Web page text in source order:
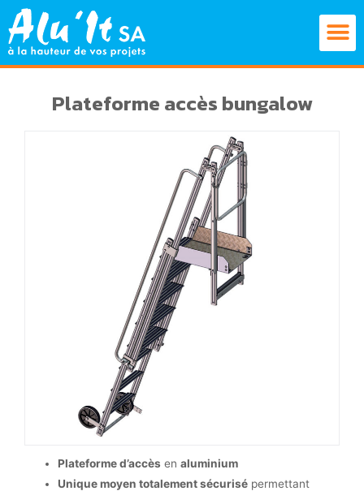
Plateforme accès bungalow
Plateforme d’accès enaluminium
Unique moyen totalement sécurisé permettant